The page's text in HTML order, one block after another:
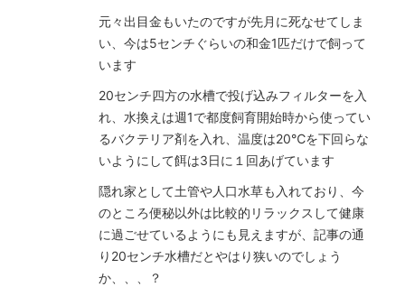
元々出目金もいたのですが先月に死なせてしま
い、今は5センチぐらいの和金1匹だけで飼って
います
20センチ四方の水槽で投げ込みフィルターを入
れ、水換えは週1で都度飼育開始時から使ってい
るバクテリア剤を入れ、温度は20℃を下回らな
いようにして餌は3日に１回あげています
隠れ家として土管や人口水草も入れており、今
のところ便秘以外は比較的リラックスして健康
に過ごせているようにも見えますが、記事の通
り20センチ水槽だとやはり狭いのでしょう
か、、、？